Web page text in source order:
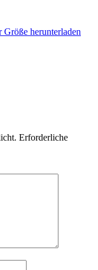
herunterladen
Erforderliche